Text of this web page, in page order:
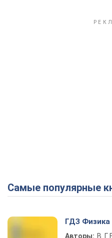
Самые популярные
ГДЗ Физика
Авторы: В.